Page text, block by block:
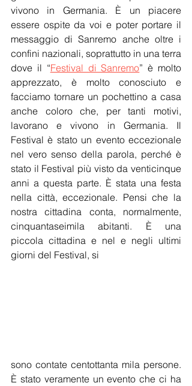
vivono in Germania. È un piacere
essere ospite da voi e poter portare il
messaggio di Sanremo anche oltre i
confini nazionali, soprattutto in una terra
dove il “Festival di Sanremo” è molto
apprezzato, è molto conosciuto e
facciamo tornare un pochettino a casa
anche coloro che, per tanti motivi,
lavorano e vivono in Germania. Il
Festival è stato un evento eccezionale
nel vero senso della parola, perché è
stato il Festival più visto da venticinque
anni a questa parte. È stata una festa
nella città, eccezionale. Pensi che la
nostra cittadina conta, normalmente,
cinquantaseimila abitanti. È una
piccola cittadina e nel e negli ultimi
giorni del Festival, si
sono contate centottanta mila persone.
È stato veramente un evento che ci ha